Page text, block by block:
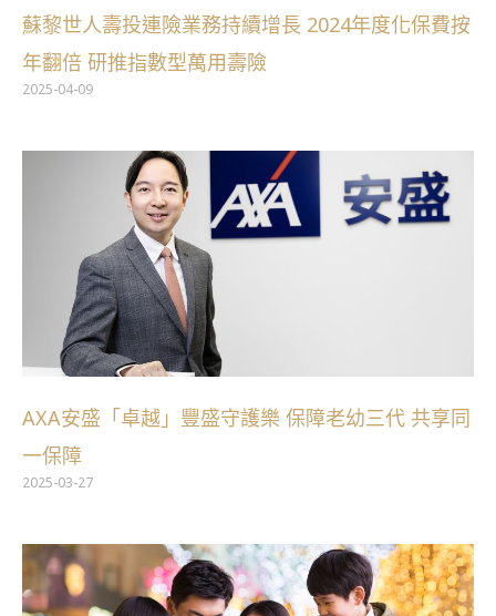
蘇黎世人壽投連險業務持續增長 2024年度化保費按
年翻倍 研推指數型萬用壽險
2025-04-09
AXA安盛「卓越」豐盛守護樂 保障老幼三代 共享同
一保障
2025-03-27